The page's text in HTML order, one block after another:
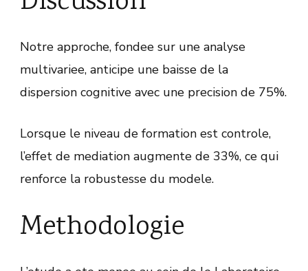
Notre approche, fondee sur une analyse
multivariee, anticipe une baisse de la
dispersion cognitive avec une precision de 75%.
Lorsque le niveau de formation est controle,
l’effet de mediation augmente de 33%, ce qui
renforce la robustesse du modele.
Methodologie